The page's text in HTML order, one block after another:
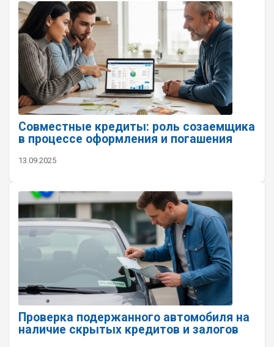
Совместные кредиты: роль созаемщика
в процессе оформления и погашения
13.09.2025
Проверка подержанного автомобиля на
наличие скрытых кредитов и залогов